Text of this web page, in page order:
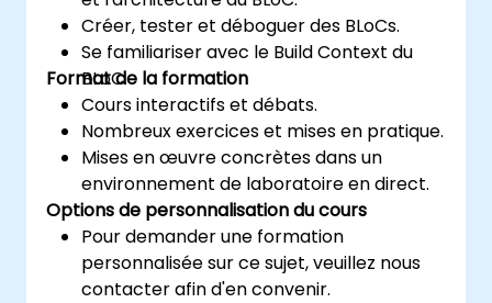
Créer, tester et déboguer des BLoCs.
Se familiariser avec le Build Context du
BLoC.
Format de la formation
Cours interactifs et débats.
Nombreux exercices et mises en pratique.
Mises en œuvre concrètes dans un
environnement de laboratoire en direct.
Options de personnalisation du cours
Pour demander une formation
personnalisée sur ce sujet, veuillez nous
contacter afin d'en convenir.